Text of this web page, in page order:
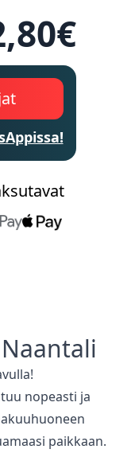
€
Naantali
nopeasti ja
paikkaan.